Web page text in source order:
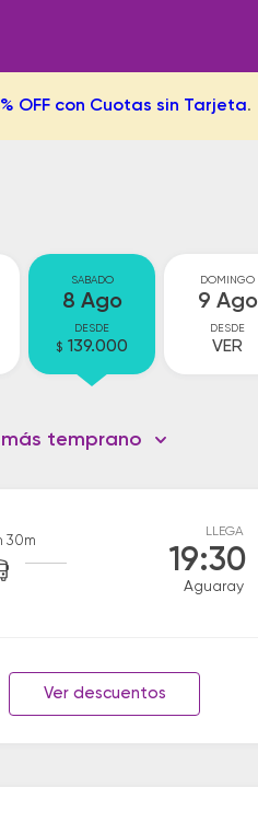
OFF con Cuotas sin Tarjeta.
SABADO
8 Ago
DESDE
$ 139.000
DOMINGO
9 Ago
DESDE
VER
más temprano
30m
LLEGA
19:30
Aguaray
Ver descuentos